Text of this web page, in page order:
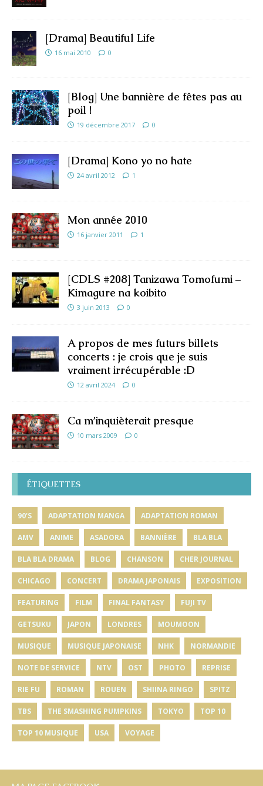
[Drama] Beautiful Life
16 mai 2010 0
[Blog] Une bannière de fêtes pas au
poil !
19 décembre 2017 0
[Drama] Kono yo no hate
24 avril 2012 1
Mon année 2010
16 janvier 2011 1
[CDLS #208] Tanizawa Tomofumi –
Kimagure na koibito
3 juin 2013 0
A propos de mes futurs billets
concerts : je crois que je suis
vraiment irrécupérable :D
12 avril 2024 0
Ca m’inquièterait presque
10 mars 2009 0
ÉTIQUETTES
90'S ADAPTATION MANGA ADAPTATION ROMAN
AMV ANIME ASADORA BANNIÈRE BLA BLA
BLA BLA DRAMA BLOG CHANSON CHER JOURNAL
CHICAGO CONCERT DRAMA JAPONAIS EXPOSITION
FEATURING FILM FINAL FANTASY FUJI TV
GETSUKU JAPON LONDRES MOUMOON
MUSIQUE MUSIQUE JAPONAISE NHK NORMANDIE
NOTE DE SERVICE NTV OST PHOTO REPRISE
RIE FU ROMAN ROUEN SHIINA RINGO SPITZ
TBS THE SMASHING PUMPKINS TOKYO TOP 10
TOP 10 MUSIQUE USA VOYAGE